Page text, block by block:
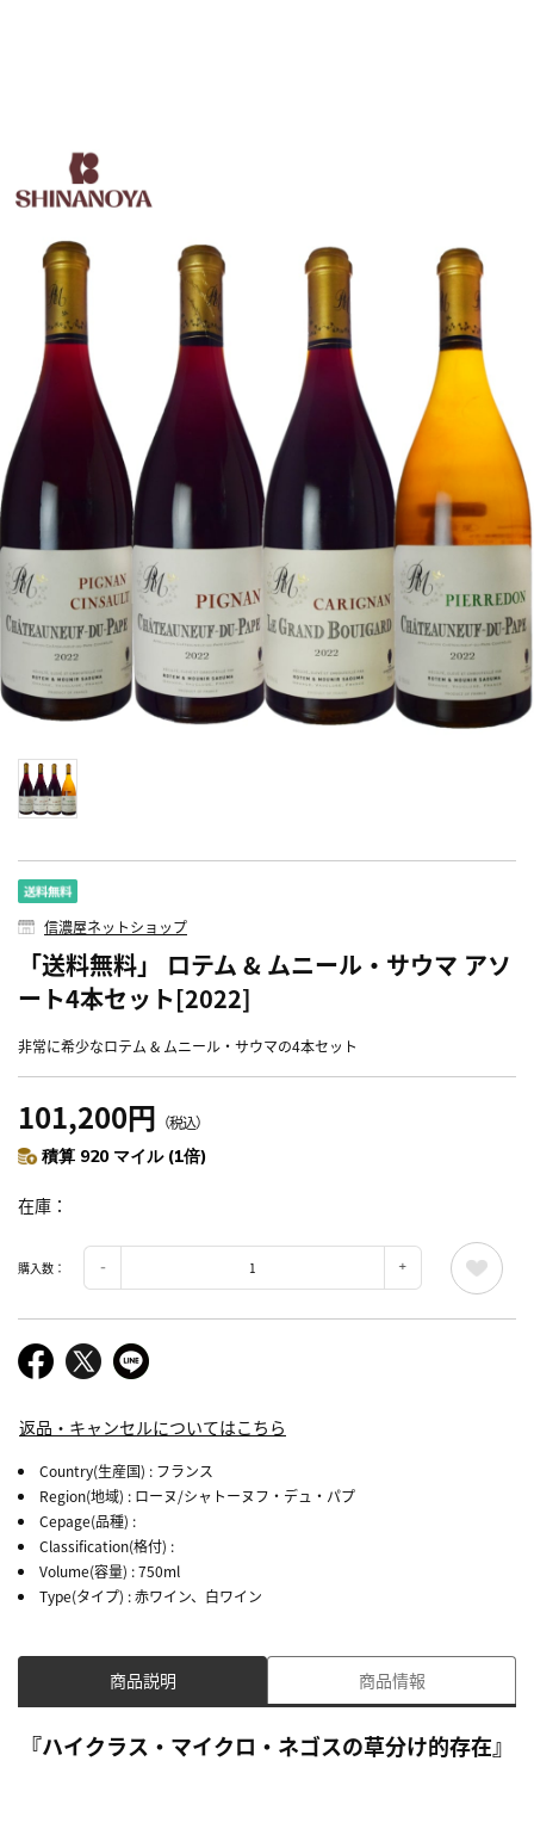
信濃屋ネットショップ
「送料無料」 ロテム & ムニール・サウマ アソ
ート4本セット[2022]
非常に希少なロテム & ムニール・サウマの4本セット
101,200円 （税込）
積算 920 マイル (1倍)
在庫
購入数：
返品・キャンセルについてはこちら
Country(生産国) : フランス
Region(地域) : ローヌ/シャトーヌフ・デュ・パプ
Cepage(品種) :
Classification(格付) :
Volume(容量) : 750ml
Type(タイプ) : 赤ワイン、白ワイン
商品説明 商品情報
『ハイクラス・マイクロ・ネゴスの草分け的存在』